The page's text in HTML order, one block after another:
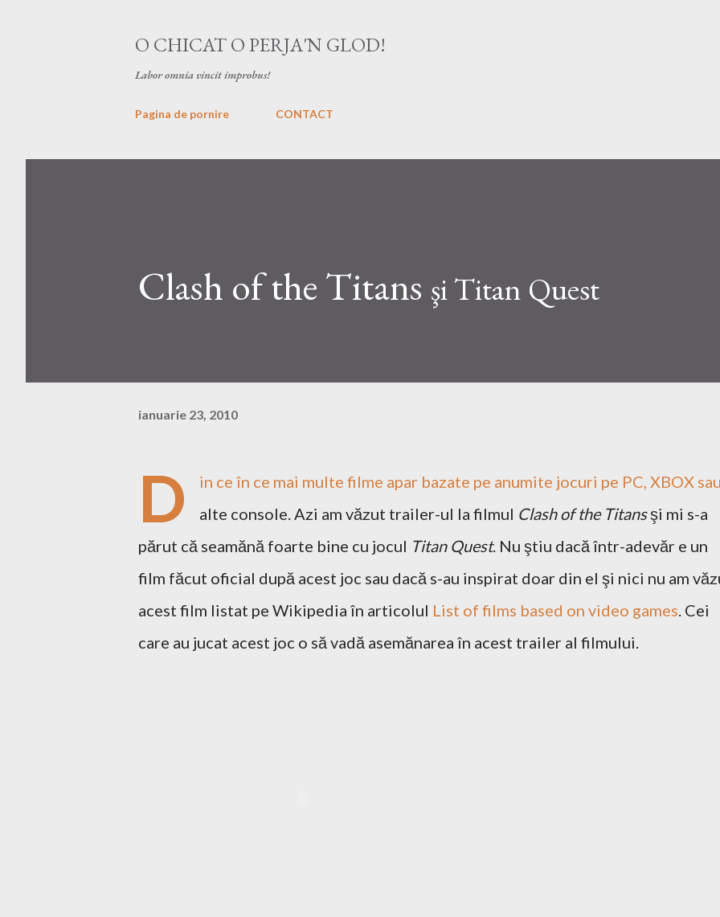
O CHICAT O PERJA'N GLOD!
Labor omnia vincit improbus!
Pagina de pornire CONTACT
Clash of the Titans şi Titan Quest
ianuarie 23, 2010
D
in ce în ce mai multe filme apar bazate pe anumite jocuri pe PC, XBOX
alte console. Azi am văzut trailer-ul la filmul Clash of the Titansşi mi s-a
părut că seamănă foarte bine cu jocul Titan Quest. Nu ştiu dacă într-adevăr e un
film făcut oficial după acest joc sau dacă s-au inspirat doar din el şi nici nu am
acest film listat pe Wikipedia în articolul List of films based on video games. Cei
care au jucat acest joc o să vadă asemănarea în acest trailer al filmului.